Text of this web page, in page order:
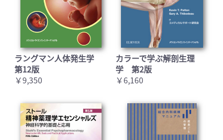
ラングマン人体発生学
第12版
￥9,350
カラーで学ぶ解剖生理
学 第2版
￥6,160